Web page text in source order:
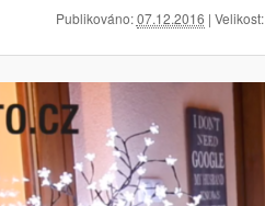
Publikováno:07.12.2016 | Velikost: